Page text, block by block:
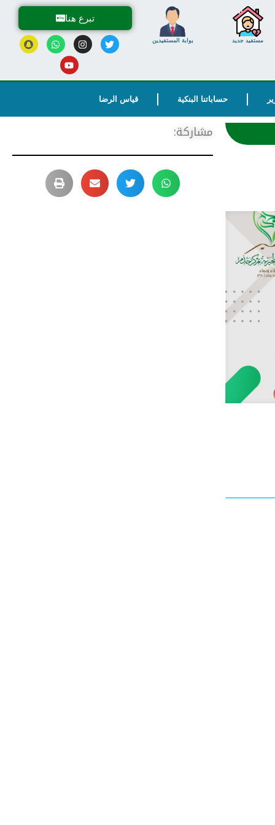
مستفيد جديد بوابة المستفيدين
تبرع هنا
حساباتنا البنكية قياس الرضا
مشاركة: